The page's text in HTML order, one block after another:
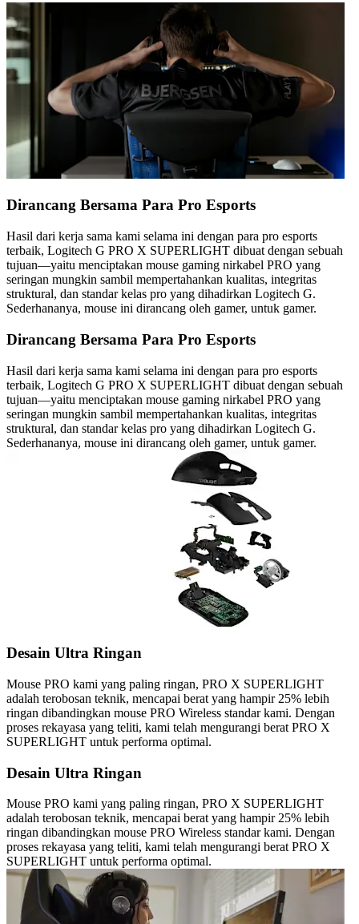
Dirancang Bersama Para Pro Esports
Hasil dari kerja sama kami selama ini dengan para pro esports
terbaik, Logitech G PRO X SUPERLIGHT dibuat dengan sebuah
tujuan—yaitu menciptakan mouse gaming nirkabel PRO yang
seringan mungkin sambil mempertahankan kualitas, integritas
struktural, dan standar kelas pro yang dihadirkan Logitech G.
Sederhananya, mouse ini dirancang oleh gamer, untuk gamer.
Dirancang Bersama Para Pro Esports
Hasil dari kerja sama kami selama ini dengan para pro esports
terbaik, Logitech G PRO X SUPERLIGHT dibuat dengan sebuah
tujuan—yaitu menciptakan mouse gaming nirkabel PRO yang
seringan mungkin sambil mempertahankan kualitas, integritas
struktural, dan standar kelas pro yang dihadirkan Logitech G.
Sederhananya, mouse ini dirancang oleh gamer, untuk gamer.
Desain Ultra Ringan
Mouse PRO kami yang paling ringan, PRO X SUPERLIGHT
adalah terobosan teknik, mencapai berat yang hampir 25% lebih
ringan dibandingkan mouse PRO Wireless standar kami. Dengan
proses rekayasa yang teliti, kami telah mengurangi berat PRO X
SUPERLIGHT untuk performa optimal.
Desain Ultra Ringan
Mouse PRO kami yang paling ringan, PRO X SUPERLIGHT
adalah terobosan teknik, mencapai berat yang hampir 25% lebih
ringan dibandingkan mouse PRO Wireless standar kami. Dengan
proses rekayasa yang teliti, kami telah mengurangi berat PRO X
SUPERLIGHT untuk performa optimal.